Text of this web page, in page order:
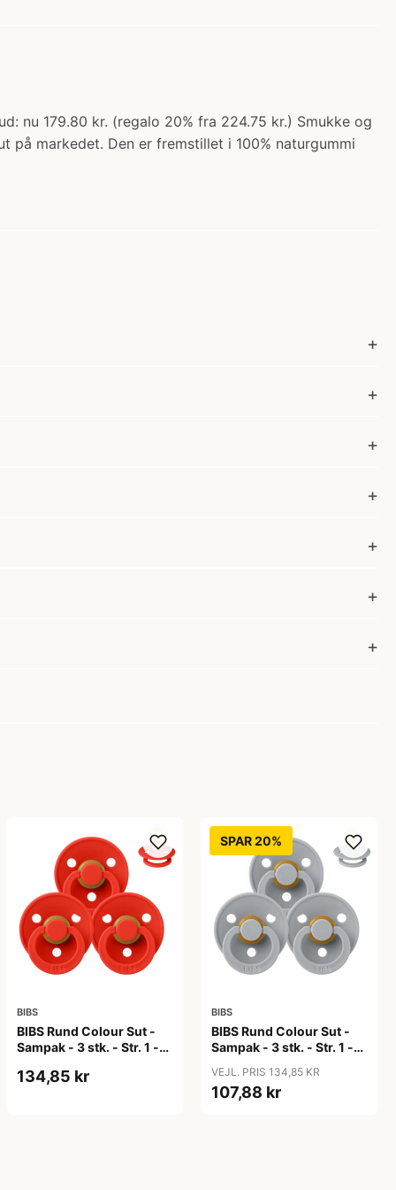
nu 179.80 kr. (regalo 20% fra 224.75 kr.) Smukke og
på markedet. Den er fremstillet i 100% naturgummi
BIBS
BIBS Rund Colour Sut -
Sampak - 3 stk. - Str. 1 -
134,85 kr
SPAR 20%
BIBS
BIBS Rund Colour Sut -
Sampak - 3 stk. - Str. 1 -
VEJL. PRIS 134,85 KR
107,88 kr